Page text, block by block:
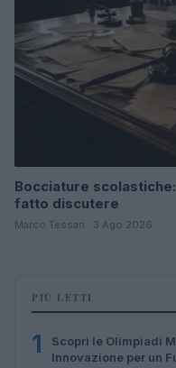
Bocciature
fatto discutere
Marco Tessari · 3 Ago 2026
PIÙ LETTI
1
Scopri le Olimpiadi
Innovazione per un